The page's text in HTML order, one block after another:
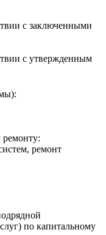
с заключенными
с утвержденным
ремонт
по капитальному